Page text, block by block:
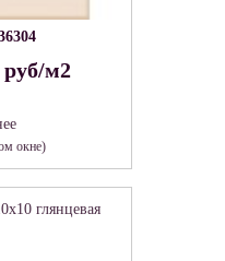
м2
окне)
глянцевая